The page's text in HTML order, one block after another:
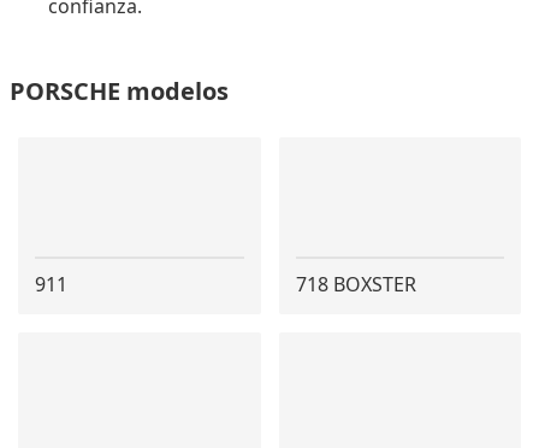
confianza.
PORSCHE modelos
911 718 BOXSTER